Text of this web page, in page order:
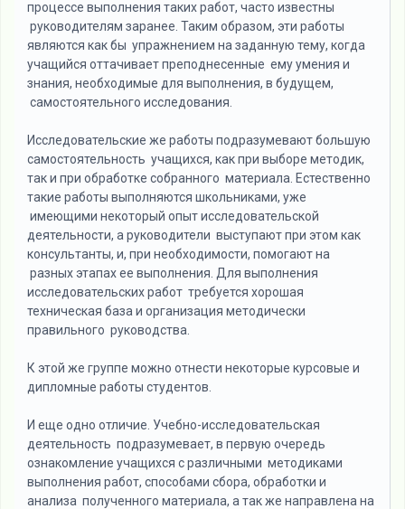
процессе выполнения таких работ, часто известны
руководителям заранее. Таким образом, эти работы
являются как бы упражнением на заданную тему, когда
учащийся оттачивает преподнесенные ему умения и
знания, необходимые для выполнения, в будущем,
самостоятельного исследования.
Исследовательские же работы подразумевают большую
самостоятельность учащихся, как при выборе методик,
так и при обработке собранного материала. Естественно
такие работы выполняются школьниками, уже
имеющими некоторый опыт исследовательской
деятельности, а руководители выступают при этом как
консультанты, и, при необходимости, помогают на
разных этапах ее выполнения. Для выполнения
исследовательских работ требуется хорошая
техническая база и организация методически
правильного руководства.
К этой же группе можно отнести некоторые курсовые и
дипломные работы студентов.
И еще одно отличие. Учебно-исследовательская
деятельность подразумевает, в первую очередь
ознакомление учащихся с различными методиками
выполнения работ, способами сбора, обработки и
анализа полученного материала, а так же направлена на